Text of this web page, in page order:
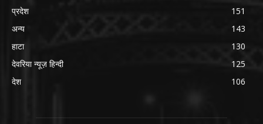
प्रदेश
151
अन्य
143
हाटा
130
देवरिया न्यूज़ हिन्दी
125
देश
106